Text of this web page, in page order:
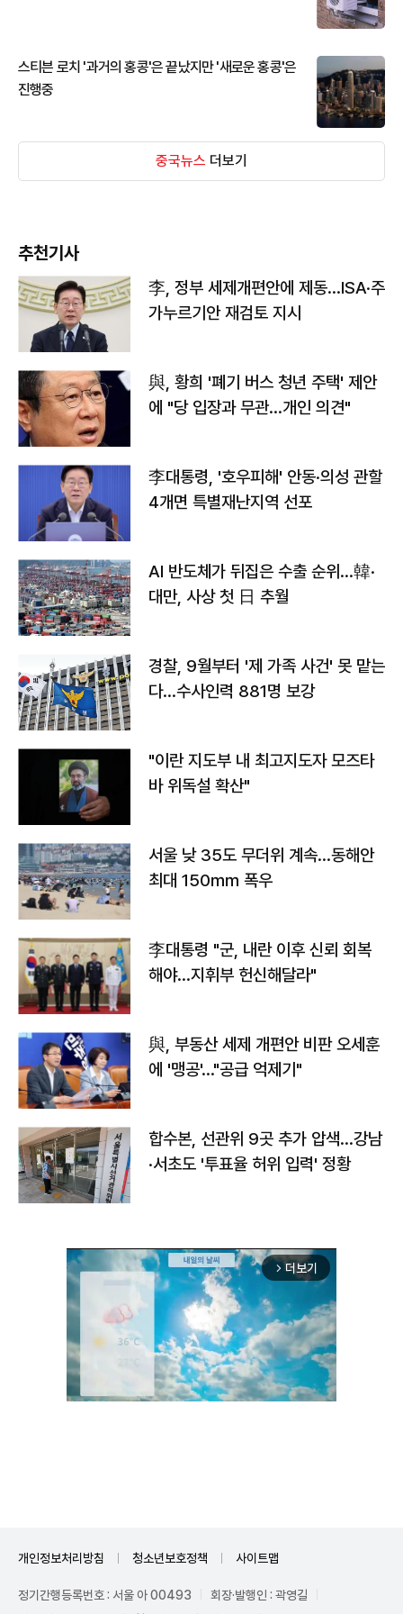
스티븐 로치 '과거의 홍콩'은 끝났지만 '새로운 홍콩'은
진행중
중국뉴스 더보기
추천기사
李, 정부 세제개편안에 제동…ISA·주
가누르기안 재검토 지시
與, 황희 '폐기 버스 청년 주택' 제안
에 "당 입장과 무관…개인 의견"
李대통령, '호우피해' 안동·의성 관할
4개면 특별재난지역 선포
AI 반도체가 뒤집은 수출 순위…韓·
대만, 사상 첫 日 추월
경찰, 9월부터 '제 가족 사건' 못 맡는
다…수사인력 881명 보강
"이란 지도부 내 최고지도자 모즈타
바 위독설 확산"
서울 낮 35도 무더위 계속…동해안
최대 150㎜ 폭우
李대통령 "군, 내란 이후 신뢰 회복
해야…지휘부 헌신해달라"
與, 부동산 세제 개편안 비판 오세훈
에 '맹공'…"공급 억제기"
합수본, 선관위 9곳 추가 압색…강남
·서초도 '투표율 허위 입력' 정황
arrow_forward_ios 더보기
개인정보처리방침 청소년보호정책 사이트맵
정기간행등록번호 : 서울 아 00493
회장·발행인 : 곽영길